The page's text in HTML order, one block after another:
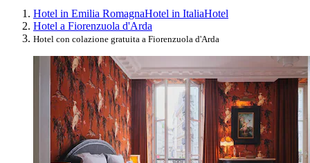
Hotel in Emilia RomagnaHotel in ItaliaHotel
Hotel a Fiorenzuola d'Arda
Hotel con colazione gratuita a Fiorenzuola d'Arda